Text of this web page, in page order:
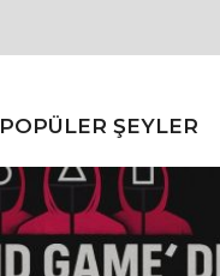
POPÜLER ŞEYLER